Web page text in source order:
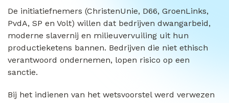
De initiatiefnemers (ChristenUnie, D66, GroenLinks,
PvdA, SP en Volt) willen dat bedrijven dwangarbeid,
moderne slavernij en milieuvervuiling uit hun
productieketens bannen. Bedrijven die niet ethisch
verantwoord ondernemen, lopen risico op een
sanctie.
Bij het indienen van het wetsvoorstel werd verwezen